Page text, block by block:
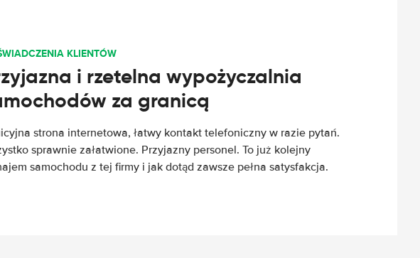
KLIENTÓW
i rzetelna wypożyczalnia
za granicą
strona internetowa, łatwy kontakt telefoniczny w razie pytań.
sprawnie załatwione. Przyjazny personel. To już kolejny
samochodu z tej firmy i jak dotąd zawsze pełna satysfakcja.